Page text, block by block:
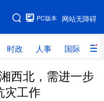
网站无障碍
PC版本
时政 人事 国际 财
图
时政 人事
网评
西北，需进一步
灾工作